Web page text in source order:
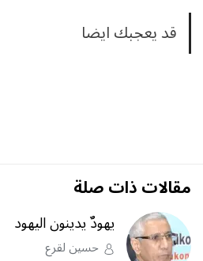
قد يعجبك ايضا
مقالات ذات صلة
يهودٌ يدينون اليهود
حسين لقرع